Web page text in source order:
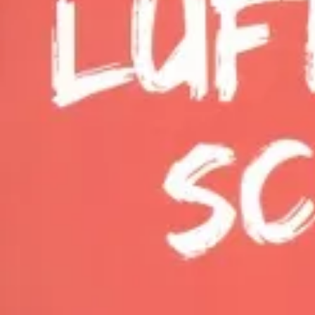
Wandern & Gipfelglück
Radfahren &
Mountainbiken
Chiemsee &
Aktivitäten für die Familie
Winter
Leben &
&
Orte